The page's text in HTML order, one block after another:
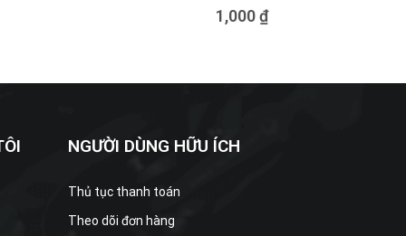
1,000₫
NGƯỜI DÙNG HỮU ÍCH
Thủ tục thanh toán
Theo dõi đơn hàng